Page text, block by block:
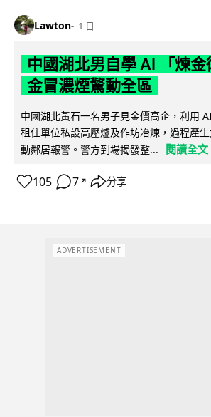
Lawton 1 日
中國湖北男自學 AI 「煉
金冒濃煙驚動全區
中國湖北黃石一名男子見金價高企，利用
租住單位私設高壓爐及作坊冶煉，過程產
動鄰居報警。警方到場揭發整...
閱讀全文
105 7 ↗ 分享
ADVERTISEMENT